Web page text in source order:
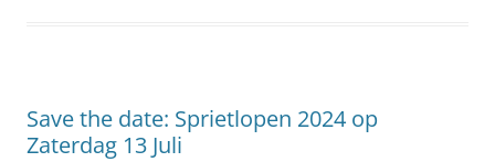
Save the date: Sprietlopen 2024 op
Zaterdag 13 Juli